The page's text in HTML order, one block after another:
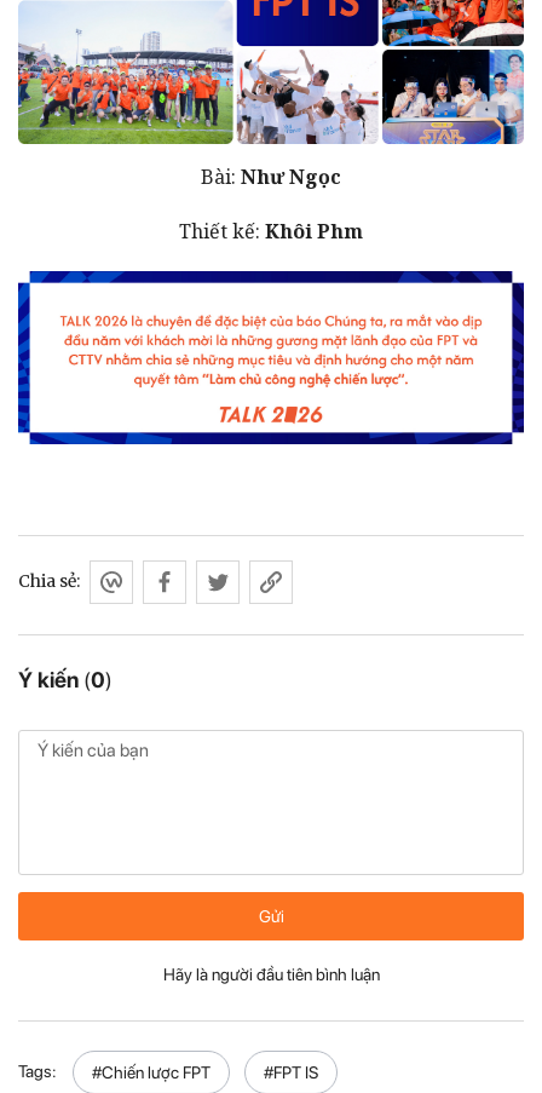
Bài: Như Ngọc
Thiết kế: Khôi Phm
Ý kiến (0)
Chia sẻ:
Gửi
Hãy là người đầu tiên bình luận
Tags: #Chiến lược FPT #FPT IS